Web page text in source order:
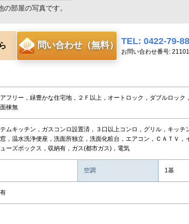
部屋の写真です。
問い合わせ（無料） TEL: 0422-79-
お問い合わせ番号:
フリー，緑豊かな住宅地，２Ｆ以上，オートロック，ダブルロッ
棟無
ムキッチン，ガスコンロ設置済，３口以上コンロ，グリル，キッチ
，温水洗浄便座，洗面所独立，洗面化粧台，エアコン，ＣＡＴＶ
ーズボックス，収納有，ガス(都市ガス)，電気
空調 1基